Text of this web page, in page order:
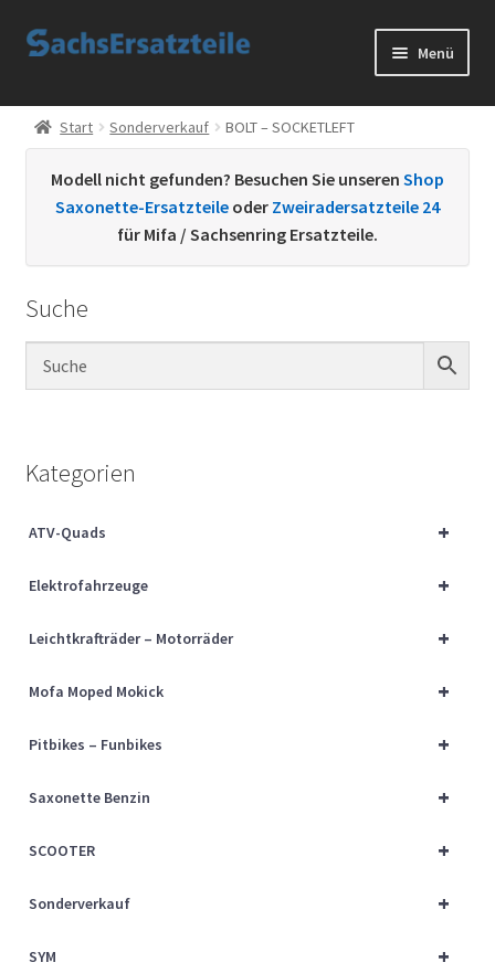
Zur
Zum
Menü
Start
Kontakt
Widerrufsbelehrung
Cart
Checkout
My account
Start Sonderverkauf BOLT – SOCKETLEFT
Modell nicht gefunden? Besuchen Sie unseren Shop
Saxonette-Ersatzteile oder Zweiradersatzteile 24
für Mifa / Sachsenring Ersatzteile.
Suche
Kategorien
+
ATV-Quads
+
Elektrofahrzeuge
+
Leichtkrafträder – Motorräder
+
Mofa Moped Mokick
+
Pitbikes – Funbikes
+
Saxonette Benzin
+
SCOOTER
+
Sonderverkauf
+
SYM